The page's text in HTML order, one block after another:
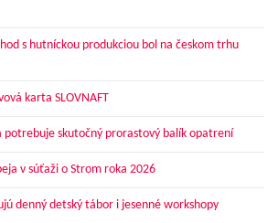
s hutníckou produkciou bol na českom trhu
karta SLOVNAFT
potrebuje skutočný prorastový balík opatrení
v súťaži o Strom roka 2026
denný detský tábor i jesenné workshopy